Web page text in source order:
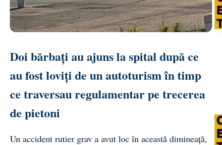
Doi bărbați au ajuns la spital după ce
au fost loviți de un autoturism în timp
ce traversau regulamentar pe trecerea
de pietoni
Un accident rutier grav a avut loc în această dimineață,